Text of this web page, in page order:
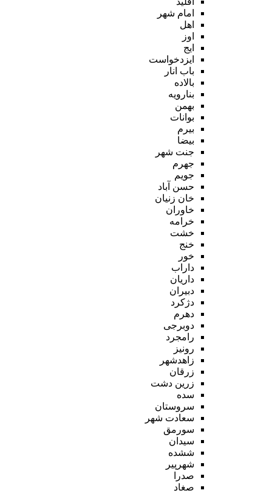
امام شهر
اهل
اوز
ایج
ایزدخواست
باب انار
بالاده
بنارویه
بهمن
بوانات
بیرم
بیضا
جنت شهر
جهرم
جویم
حسن آباد
خان زنیان
خاوران
خرامه
خشت
خنج
خور
داراب
داریان
دبیران
دژکرد
دهرم
دوبرجی
رامجرد
رونیز
زاهدشهر
زرقان
زرین دشت
سده
سروستان
سعادت شهر
سورمق
سیدان
ششده
شهرپیر
صدرا
صغاد